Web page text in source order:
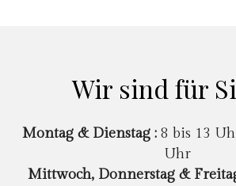
Wir sind für
Montag & Dienstag :8 bis 13
Uhr
Mittwoch, Donnerstag&